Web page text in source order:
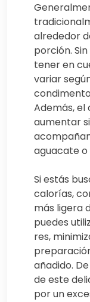
alrededor
porción.
tener en
variar
Además,
aumentar
aguacate
Si estás
calorías,
más ligera
puedes
res,
añadido.
de este
por un